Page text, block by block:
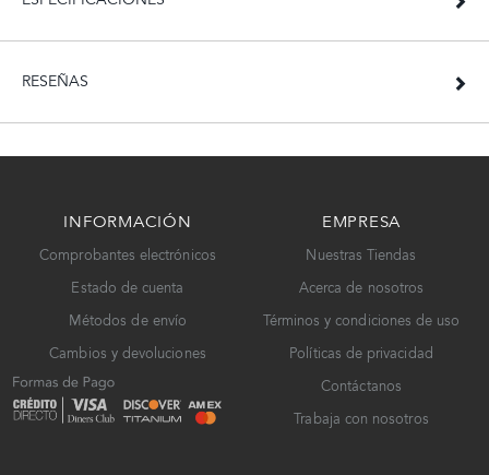
RESEÑAS
INFORMACIÓN
Comprobantes electrónicos
Estado de cuenta
Métodos de envío
Cambios y devoluciones
EMPRESA
Nuestras Tiendas
Acerca de nosotros
Términos y condiciones de uso
Políticas de privacidad
Contáctanos
Trabaja con nosotros